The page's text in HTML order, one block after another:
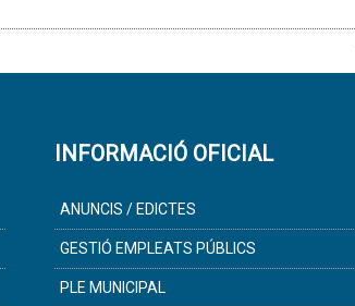
INFORMACIÓ OFICIAL
ANUNCIS / EDICTES
GESTIÓ EMPLEATS PÚBLICS
PLE MUNICIPAL